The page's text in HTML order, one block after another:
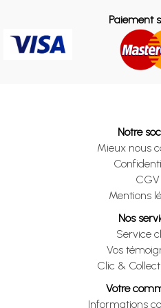
Paiement
Notre
Mieux nous
CGV
Mentions
Nos
Service
Vos
Clic & Collect
Votre
Informations